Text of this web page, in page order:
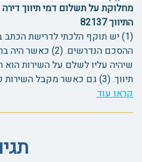
מחלוקת על תשלום דמי תיווך
התיווך 82137
(1) יש תוקף הלכתי לדרישת
ההסכם הנדרשים. (2)
שיהיה עליו לשלם על השירות
תיווך. (3) גם כאשר מקבל השירות פטור...
קראו עוד